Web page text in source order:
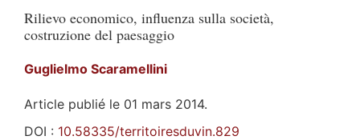
Rilievo economico, influenza sulla società,
costruzione del paesaggio
Guglielmo Scaramellini
Article publié le 01 mars 2014.
DOI : 10.58335/territoiresduvin.829